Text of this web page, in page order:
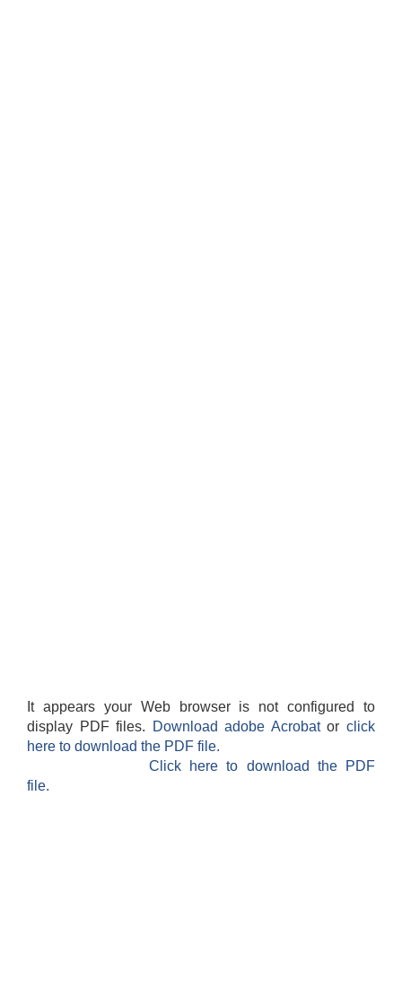
It appears your Web browser is not configured to
display PDF files.
Download adobe Acrobatorclick
here to download the PDF file.
Click here to download the PDF
file.